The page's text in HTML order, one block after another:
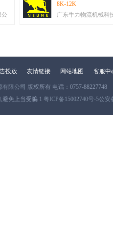
公
8K-12K
广东牛力物流机械科
投放 友情链接 网站地图 客服中
限公司 版权所有 电话：0757-88227748
免上当受骗 1 粤ICP备15002740号-5公安